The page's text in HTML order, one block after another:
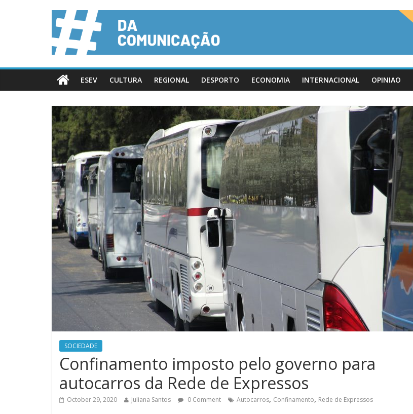
ESEV CULTURA REGIONAL DESPORTO ECONOMIA INTERNACIONAL OPINIAO
SOCIEDADE
Confinamento imposto pelo governo para
autocarros da Rede de Expressos
October 29, 2020 Juliana Santos 0 Comment Autocarros, Confinamento, Rede de Expressos